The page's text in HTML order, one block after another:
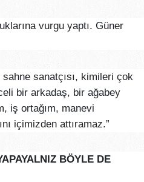
vurgu yaptı. Güner
sanatçısı, kimileri çok
bir arkadaş, bir ağabey
iş ortağım, manevi
içimizden attıramaz.”
BÖYLE DE